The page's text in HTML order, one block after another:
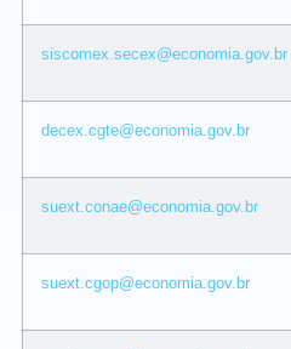
siscomex.secex@economia.gov.br
decex.cgte@economia.gov.br
suext.conae@economia.gov.br
suext.cgop@economia.gov.br